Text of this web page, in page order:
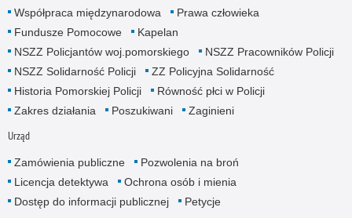
Współpraca międzynarodowa
Prawa człowieka
Fundusze Pomocowe
Kapelan
NSZZ Policjantów woj.pomorskiego
NSZZ Pracowników Policji
NSZZ Solidarność Policji
ZZ Policyjna Solidarność
Historia Pomorskiej Policji
Równość płci w Policji
Zakres działania
Poszukiwani Zaginieni
Urząd
Zamówienia publiczne
Pozwolenia na broń
Licencja detektywa
Ochrona osób i mienia
Dostęp do informacji publicznej
Petycje